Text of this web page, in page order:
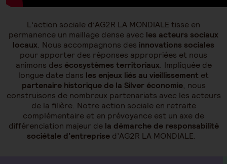
L’action sociale d’AG2R LA MONDIALE tisse en
permanence un maillage dense avec les acteurs sociaux
locaux. Nous accompagnons des innovations sociales
pour apporter des réponses appropriées et nous
animons des écosystèmes territoriaux. Impliquée de
longue date dans les enjeux liés au vieillissement et
partenaire historique de la Silver économie, nous
construisons de nombreux partenariats avec les acteurs
de la filière. Notre action sociale en retraite
complémentaire et en prévoyance est un axe de
différenciation majeur de la démarche de responsabilité
sociétale d’entreprise d’AG2R LA MONDIALE.